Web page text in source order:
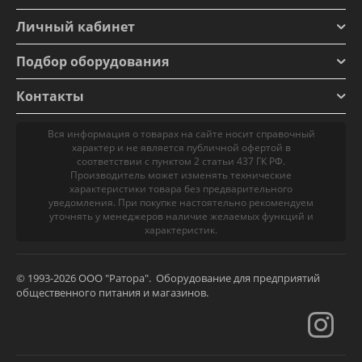
Личный кабинет
Подбор оборудования
Контакты
Вся информация о товарах на сайте носит справочный
характер и не является публичной офертой в
соответствии с пунктом 2 статьи 437 ГК РФ.
Производитель может изменять технические
характеристики товара без предварительного
уведомления. При покупке настоятельно рекомендуем
уточнять у менеджеров наличие желаемых функций и
характеристик.
© 1993-2026 ООО "Ратора". Оборудование для предприятий
общественного питания и магазинов.